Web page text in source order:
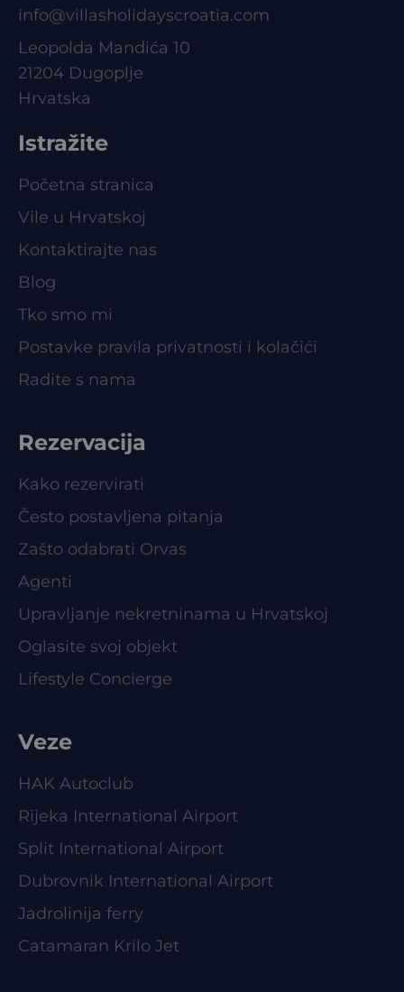
info@villasholidayscroatia.com
Leopolda Mandića 10
21204 Dugoplje
Hrvatska
Istražite
Početna stranica
Vile u Hrvatskoj
Kontaktirajte nas
Blog
Tko smo mi
Postavke pravila privatnosti i kolačići
Radite s nama
Rezervacija
Kako rezervirati
Često postavljena pitanja
Zašto odabrati Orvas
Agenti
Upravljanje nekretninama u Hrvatskoj
Oglasite svoj objekt
Lifestyle Concierge
Veze
HAK Autoclub
Rijeka International Airport
Split International Airport
Dubrovnik International Airport
Jadrolinija ferry
Catamaran Krilo Jet